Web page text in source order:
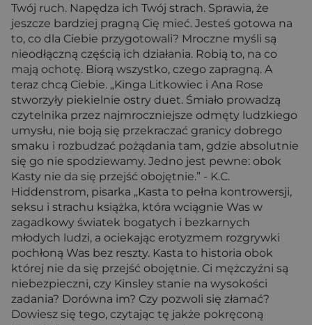
Twój ruch. Napędza ich Twój strach. Sprawia, że
jeszcze bardziej pragną Cię mieć. Jesteś gotowa na
to, co dla Ciebie przygotowali? Mroczne myśli są
nieodłączną częścią ich działania. Robią to, na co
mają ochotę. Biorą wszystko, czego zapragną. A
teraz chcą Ciebie. „Kinga Litkowiec i Ana Rose
stworzyły piekielnie ostry duet. Śmiało prowadzą
czytelnika przez najmroczniejsze odmęty ludzkiego
umysłu, nie boją się przekraczać granicy dobrego
smaku i rozbudzać pożądania tam, gdzie absolutnie
się go nie spodziewamy. Jedno jest pewne: obok
Kasty nie da się przejść obojętnie.” - K.C.
Hiddenstrom, pisarka „Kasta to pełna kontrowersji,
seksu i strachu książka, która wciągnie Was w
zagadkowy światek bogatych i bezkarnych
młodych ludzi, a ociekając erotyzmem rozgrywki
pochłoną Was bez reszty. Kasta to historia obok
której nie da się przejść obojętnie. Ci mężczyźni są
niebezpieczni, czy Kinsley stanie na wysokości
zadania? Dorówna im? Czy pozwoli się złamać?
Dowiesz się tego, czytając tę jakże pokręconą